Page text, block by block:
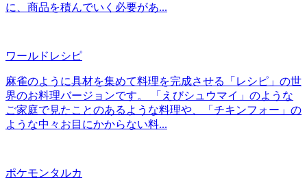
に、商品を積んでいく必要があ...
ワールドレシピ
麻雀のように具材を集めて料理を完成させる「レシピ」の世
界のお料理バージョンです。 「えびシュウマイ」のような
ご家庭で見たことのあるような料理や、「チキンフォー」の
ような中々お目にかからない料...
ポケモンタルカ